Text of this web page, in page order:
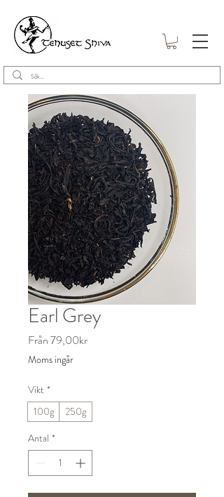
Earl Grey
Från79,00krReapris
Moms ingår
Vikt *
100g
250g
Antal *